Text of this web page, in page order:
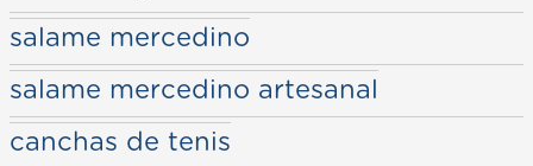
salame mercedino
salame mercedino artesanal
canchas de tenis